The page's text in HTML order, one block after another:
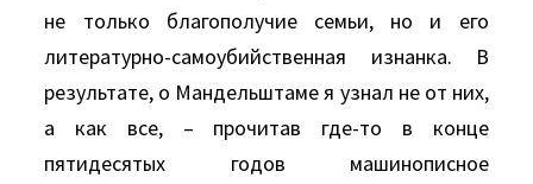
не только благополучие семьи, но и его
литературно-самоубийственная изнанка. В
результате, о Мандельштаме я узнал не от них,
а как все, – прочитав где-то в конце
пятидесятых годов машинописное